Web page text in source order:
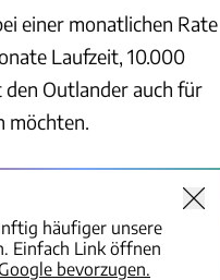
einer monatlichen Rate
Laufzeit, 10.000
Outlander auch für
möchten.
häufiger unsere
Einfach Link öffnen
bevorzugen.